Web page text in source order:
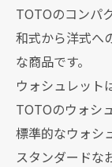
TOTOのコンパ
和式から洋式へ
な商品です。
ウォシュレット
TOTOのウォシ
標準的なウォシ
スタンダードな